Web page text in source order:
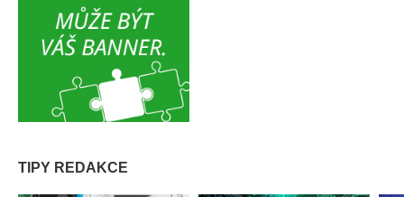
TIPY REDAKCE